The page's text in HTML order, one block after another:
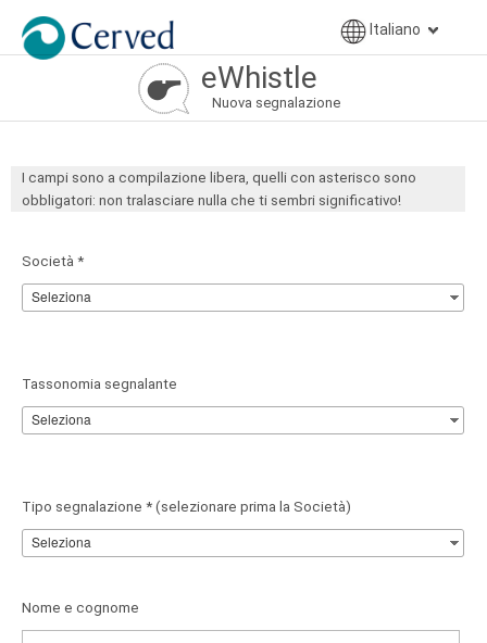
Italiano
eWhistle
Nuova segnalazione
I campi sono a compilazione libera, quelli con asterisco sono
obbligatori: non tralasciare nulla che ti sembri significativo!
Società *
Tassonomia segnalante
Tipo segnalazione * (selezionare prima la Società)
Nome e cognome